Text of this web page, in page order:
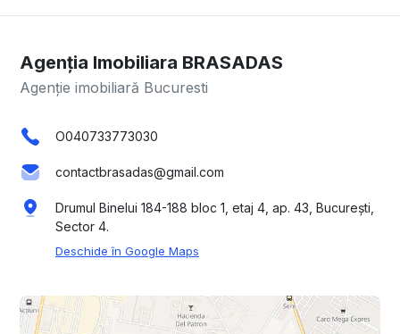
Agenția Imobiliara BRASADAS
Agenție imobiliară Bucuresti
O040733773030
contactbrasadas@gmail.com
Drumul Binelui 184-188 bloc 1, etaj 4, ap. 43, București,
Sector 4.
Deschide în Google Maps